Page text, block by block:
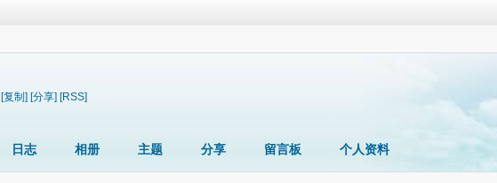
[复制] [分享] [RSS]
日志 相册 主题 分享 留言板 个人资料